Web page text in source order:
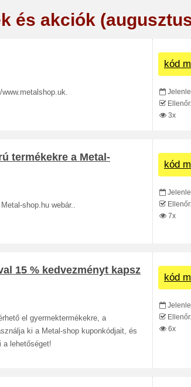
és akciók
kód
3x
termékekre a Metal-
shop.hu webár..
kód
7x
15 % kedvezményt kapsz
el gyermektermékekre, a
ki a Metal-shop kuponkódjait, és
a lehetőséget!
kód
6x